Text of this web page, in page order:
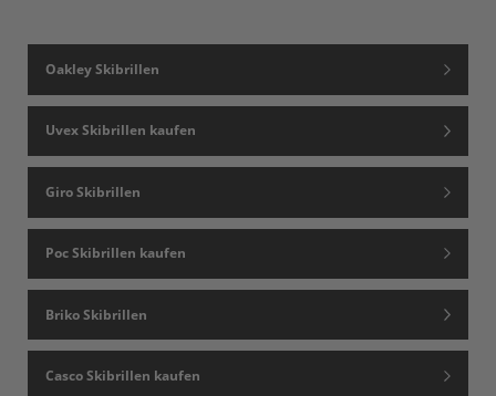
Oakley Skibrillen
Uvex Skibrillen kaufen
Giro Skibrillen
Poc Skibrillen kaufen
Briko Skibrillen
Casco Skibrillen kaufen